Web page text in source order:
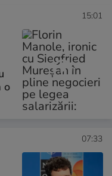
15:01
o
07:33